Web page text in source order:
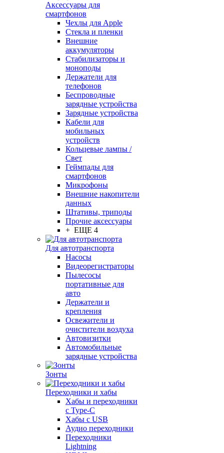
Аксессуары для
смартфонов
Чехлы для Apple
Стекла и пленки
Внешние
аккумуляторы
Стабилизаторы и
моноподы
Держатели для
телефонов
Беспроводные
зарядные устройства
Зарядные устройства
Кабели для
мобильных
устройств
Кольцевые лампы /
Свет
Геймпады для
смартфонов
Микрофоны
Внешние накопители
данных
Штативы, триподы
Прочие аксессуары
+ ЕЩЕ 4
Для автотранспорта
Насосы
Видеорегистраторы
Пылесосы
портативные для
авто
Держатели и
крепления
Освежители и
очистители воздуха
Автовизитки
Автомобильные
зарядные устройства
Зонты
Переходники и хабы
Хабы и переходники
с Type-C
Хабы с USB
Аудио переходники
Переходники
Lightning